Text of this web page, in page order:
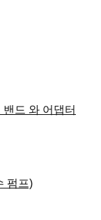
드 와 어댑터
펌프)